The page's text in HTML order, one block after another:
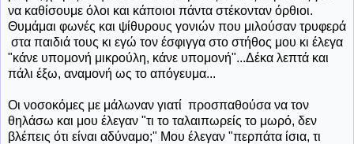
να καθίσουμε όλοι και κάποιοι πάντα στέκονταν όρθιοι.
Θυμάμαι φωνές και ψίθυρους γονιών που μιλούσαν τρυφερά
στα παιδιά τους κι εγώ τον έσφιγγα στο στήθος μου κι έλεγα
"κάνε υπομονή μικρούλη, κάνε υπομονή"...Δέκα λεπτά και
πάλι έξω, αναμονή ως το απόγευμα...
Οι νοσοκόμες με μάλωναν γιατί προσπαθούσα να τον
θηλάσω και μου έλεγαν "τι το ταλαιπωρείς το μωρό, δεν
βλέπεις ότι είναι αδύναμο;" Μου έλεγαν "περπάτα ίσια, τι